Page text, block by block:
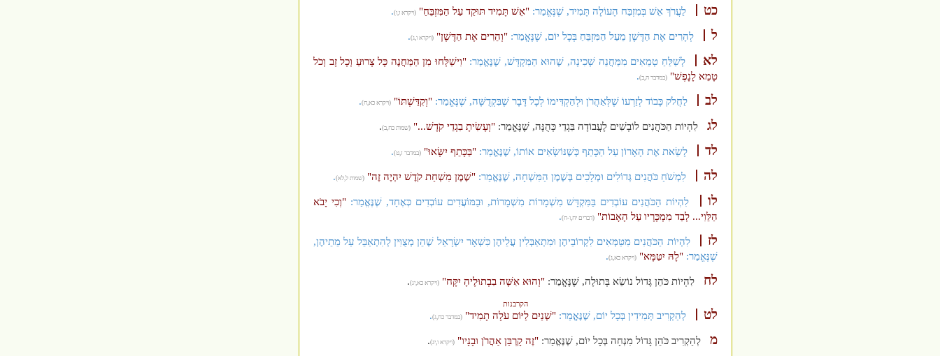
כט לַעֲרֹךְ אֵשׁ בְּמִזְבַּח הָעוֹלָה תָּמִיד, שֶׁנֶּאֱמַר: "אֵשׁ תָּמִיד תּוּקַד עַל הַמִּזְבֵּחַ" (ויקרא ו,ו).
ל לְהָרִים אֶת הַדֶּשֶׁן מֵעַל הַמִּזְבֵּחַ בְּכָל יוֹם, שֶׁנֶּאֱמַר: "וְהֵרִים אֶת הַדֶּשֶׁן" (ויקרא ו,ג).
לא לְשַׁלֵּחַ טְמֵאִים מִמַּחֲנֵה שְׁכִינָה, שֶׁהוּא הַמִּקְדָּשׁ, שֶׁנֶּאֱמַר:"וִישַׁלְּחוּ מִן הַמַּחֲנֶה כָּל צָרוּעַ וְכָל זָב וְכֹל
טָמֵא לָנָפֶשׁ" (במדבר ה,ב).
לב לַחֲלֹק כָּבוֹד לְזַרְעוֹ שֶׁלְּאַהֲרֹן וּלְהַקְדִּימוֹ לְכָל דָּבָר שֶׁבִּקְדֻשָּׁה, שֶׁנֶּאֱמַר: "וְקִדַּשְׁתּוֹ" (ויקרא כא,ח).
לג לִהְיוֹת הַכֹּהֲנִים לוֹבְשִׁים לָעֲבוֹדָה בִּגְדֵי כְּהֻנָּה, שֶׁנֶּאֱמַר:"וְעָשִׂיתָ בִגְדֵי קֹדֶשׁ..." (שמות כח,ב).
לד לָשֵׂאת אֶת הָאָרוֹן עַל הַכָּתֵף כְּשֶׁנּוֹשְׂאִים אוֹתוֹ, שֶׁנֶּאֱמַר: "בַּכָּתֵף יִשָּׂאוּ" (במדבר ז,ט).
לה לִמְשֹׁחַ כֹּהֲנִים גְּדוֹלִים וּמְלָכִים בְּשֶׁמֶן הַמִּשְׁחָה, שֶׁנֶּאֱמַר: "שֶׁמֶן מִשְׁחַת קֹדֶשׁ יִהְיֶה זֶה" (שמות ל,לא).
לו לִהְיוֹת הַכֹּהֲנִים עוֹבְדִים בַּמִּקְדָּשׁ מִשְׁמָרוֹת מִשְׁמָרוֹת, וּבַמּוֹעֲדִים עוֹבְדִים כְּאֶחָד, שֶׁנֶּאֱמַר:"וְכִי יָבֹא
הַלֵּוִי... לְבַד מִמְכָּרָיו עַל הָאָבוֹת" (דברים יח,ו-ח).
לז
לִהְיוֹת הַכֹּהֲנִים מִטַּמְּאִים לִקְרוֹבֵיהֶן וּמִתְאַבְּלִין עֲלֵיהֶן כִּשְׁאָר יִשְׂרָאֵל שֶׁהֵן מְצֻוִּין לְהִתְאַבֵּל עַל מֵתֵיהֶן,
שֶׁנֶּאֱמַר: "לָהּ יִטַּמָּא" (ויקרא כא,ג).
לח לִהְיוֹת כֹּהֵן גָּדוֹל נוֹשֵׂא בְּתוּלָה, שֶׁנֶּאֱמַר:"וְהוּא אִשָּׁה בִבְתוּלֶיהָ יִקָּח" (ויקרא כא,יג).
הקרבנות
לט לְהַקְרִיב תְּמִידִין בְּכָל יוֹם, שֶׁנֶּאֱמַר: "שְׁנַיִם לַיּוֹם עֹלָה תָמִיד" (במדבר כח,ג).
מ לְהַקְרִיב כֹּהֵן גָּדוֹל מִנְחָה בְּכָל יוֹם, שֶׁנֶּאֱמַר:"זֶה קָרְבַּן אַהֲרֹן וּבָנָיו" (ויקרא ו,יג).